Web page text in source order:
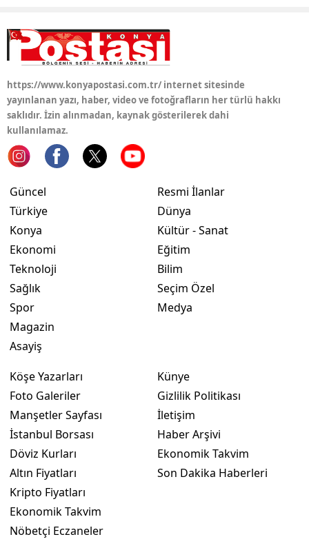
Kırıkkale
Iğdır
Karabük
https://www.konyapostasi.com.tr/ internet sitesinde
yayınlanan yazı, haber, video ve fotoğrafların her türlü hakkı
saklıdır. İzin alınmadan, kaynak gösterilerek dahi
kullanılamaz.
Güncel
Türkiye
Konya
Ekonomi
Teknoloji
Sağlık
Spor
Magazin
Asayiş
Resmi İlanlar
Dünya
Kültür - Sanat
Eğitim
Bilim
Seçim Özel
Medya
Köşe Yazarları
Foto Galeriler
Manşetler Sayfası
İstanbul Borsası
Döviz Kurları
Altın Fiyatları
Kripto Fiyatları
Ekonomik Takvim
Nöbetçi Eczaneler
Künye
Gizlilik Politikası
İletişim
Haber Arşivi
Ekonomik Takvim
Son Dakika Haberleri